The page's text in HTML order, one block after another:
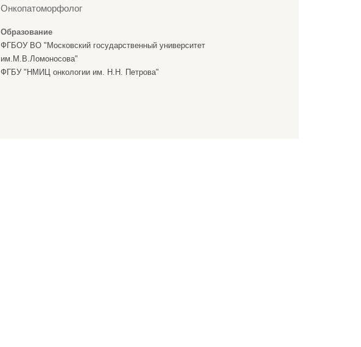
Онкопатоморфолог
Образование
ФГБОУ ВО "Московский государственный университет
им.М.В.Ломоносова"
ФГБУ "НМИЦ онкологии им. Н.Н. Петрова"